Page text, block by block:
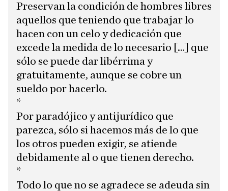
Preservan la condición de hombres libres
aquellos que teniendo que trabajar lo
hacen con un celo y dedicación que
excede la medida de lo necesario […] que
sólo se puede dar libérrima y
gratuitamente, aunque se cobre un
sueldo por hacerlo.
*
Por paradójico y antijurídico que
parezca, sólo si hacemos más de lo que
los otros pueden exigir, se atiende
debidamente al o que tienen derecho.
*
Todo lo que no se agradece se adeuda sin